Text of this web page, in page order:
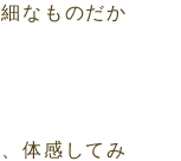
なものだか
体感してみ